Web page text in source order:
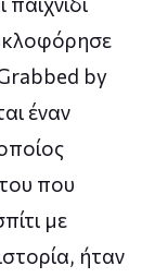
by
έναν
που
με
ήταν